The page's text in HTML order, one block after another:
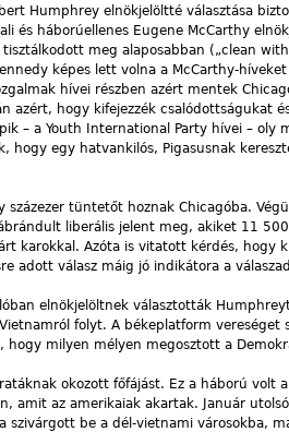
Humphrey elnökjelöltté választása
és háborúellenes Eugene McCarthy
meg alaposabban („clean
képes lett volna a McCarthy-
hívei részben azért mentek
azért, hogy kifejezzék csalódottságukat
– a Youth International Party hívei – oly
hogy egy hatvankilós, Pigasusnak
százezer tüntetőt hoznak Chicagóba.
liberális jelent meg, akiket 11
karokkal. Azóta is vitatott kérdés, hogy
adott válasz máig jó indikátora a
elnökjelöltnek választották
folyt. A békeplatform vereséget
milyen mélyen megosztott a
okozott főfájást. Ez a háború volt
amit az amerikaiak akartak. Január
szivárgott be a dél-vietnami városokba,